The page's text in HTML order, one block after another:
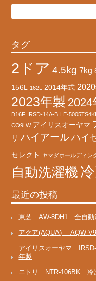
タグ
2ドア 4.5kg 7kg
156L
162L 2014年式
2023年製 2024
D16F IRSD-14A-B LE-
CO9LW アイリスオーヤマ
リ ハイアール ハイ
セレクト ヤマダホールディン
自動洗濯機
最近の投稿
東芝 AW-8DH1 全自
アクア(AQUA) AQW-
アイリスオーヤマ
年製
ニトリ NTR-106BK